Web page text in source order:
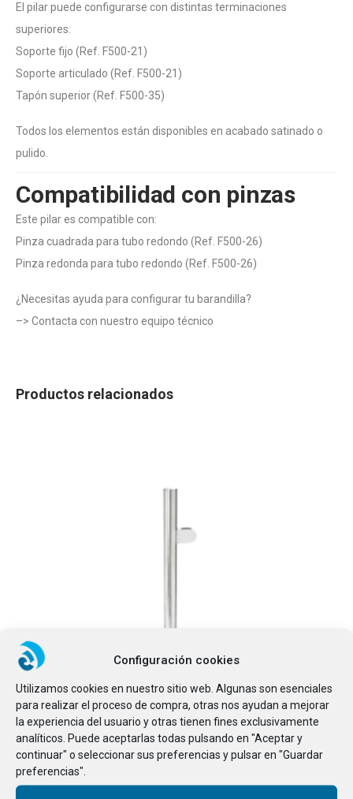
Configuración cookies
Utilizamos cookies en nuestro sitio web. Algunas son esenciales
para realizar el proceso de compra, otras nos ayudan a mejorar
la experiencia del usuario y otras tienen fines exclusivamente
analíticos. Puede aceptarlas todas pulsando en "Aceptar y
continuar" o seleccionar sus preferencias y pulsar en "Guardar
preferencias".
El pilar puede configurarse con distintas terminaciones
superiores:
Soporte fijo (Ref. F500-21)
Soporte articulado (Ref. F500-21)
Tapón superior (Ref. F500-35)
Todos los elementos están disponibles en acabado satinado o
pulido.
Compatibilidad con pinzas
Este pilar es compatible con:
Pinza cuadrada para tubo redondo (Ref. F500-26)
Pinza redonda para tubo redondo (Ref. F500-26)
¿Necesitas ayuda para configurar tu barandilla?
–> Contacta con nuestro equipo técnico
Productos relacionados
Este producto